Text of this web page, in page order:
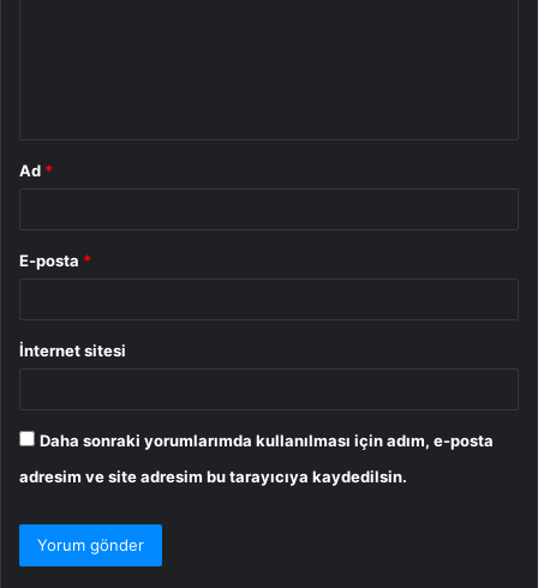
Ad *
E-posta *
İnternet sitesi
Daha sonraki yorumlarımda kullanılması için adım, e-posta
adresim ve site adresim bu tarayıcıya kaydedilsin.